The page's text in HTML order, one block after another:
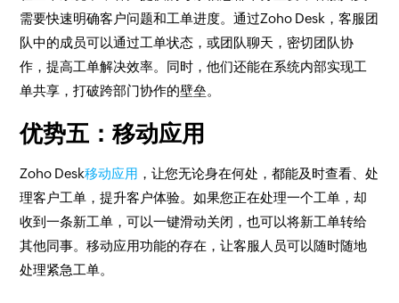
需要快速明确客户问题和工单进度。通过Zoho Desk，客服团
队中的成员可以通过工单状态，或团队聊天，密切团队协
作，提高工单解决效率。同时，他们还能在系统内部实现工
单共享，打破跨部门协作的壁垒。
优势五：移动应用
Zoho Desk移动应用 ，让您无论身在何处，都能及时查看、处
理客户工单，提升客户体验。如果您正在处理一个工单，却
收到一条新工单，可以一键滑动关闭，也可以将新工单转给
其他同事。移动应用功能的存在，让客服人员可以随时随地
处理紧急工单。